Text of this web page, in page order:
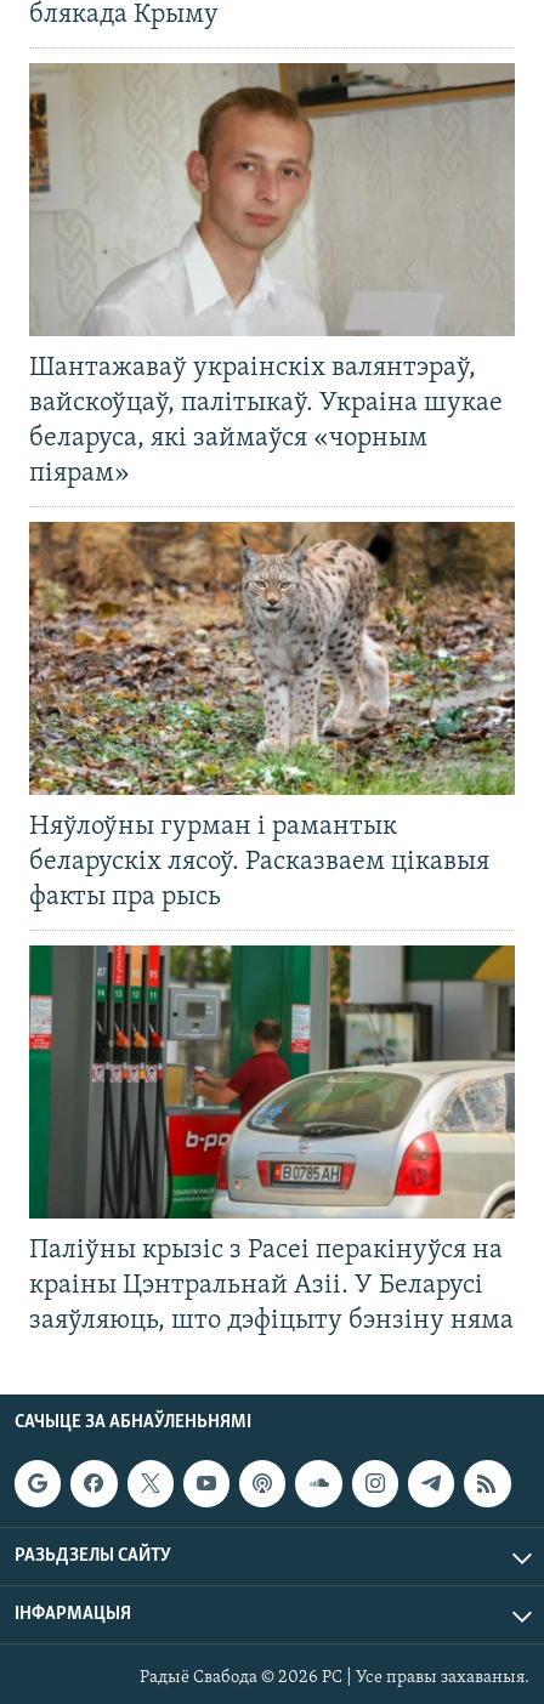
блякада Крыму
Шантажаваў украінскіх валянтэраў,
вайскоўцаў, палітыкаў. Украіна шукае
беларуса, які займаўся «чорным
піярам»
Няўлоўны гурман і рамантык
беларускіх лясоў. Расказваем цікавыя
факты пра рысь
Паліўны крызіс з Расеі перакінуўся на
краіны Цэнтральнай Азіі. У Беларусі
заяўляюць, што дэфіцыту бэнзіну няма
САЧЫЦЕ ЗА АБНАЎЛЕНЬНЯМІ
РАЗЬДЗЕЛЫ САЙТУ
ІНФАРМАЦЫЯ
Радыё Свабода © 2026 РС | Усе правы захаваныя.